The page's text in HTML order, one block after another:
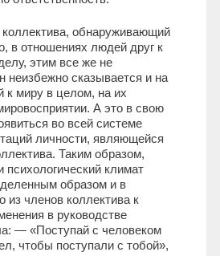
коллектива, обнаруживающий
в отношениях людей друг к
этим все же не
неизбежно сказывается и на
к миру в целом, на их
А это в свою
во всей системе
личности, являющейся
Таким образом,
психологический климат
образом и в
из членов коллектива к
в руководстве
— «Поступай с человеком
чтобы поступали с тобой»,